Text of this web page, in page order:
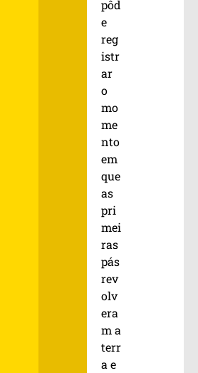
pôd
e
reg
istr
ar
o
mo
me
nto
em
que
as
pri
mei
ras
pás
rev
olv
era
m a
terr
a e